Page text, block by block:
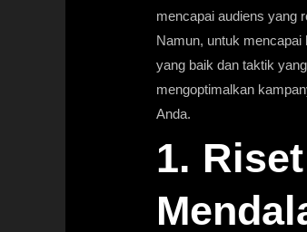
mencapai audiens yang
Namun, untuk mencapai
yang baik dan taktik
mengoptimalkan
Anda.
1.